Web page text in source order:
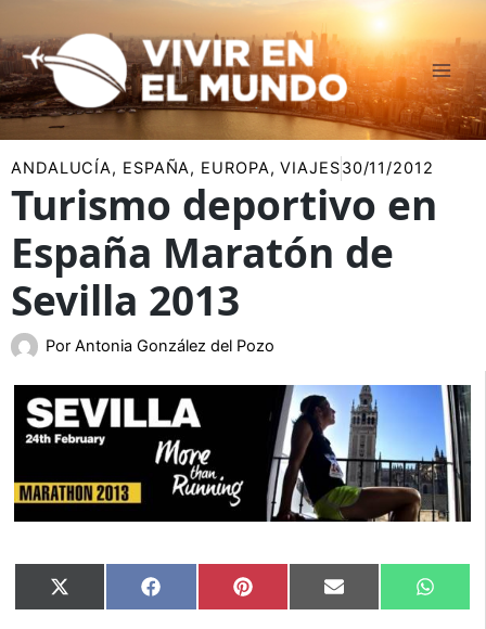
al
contenido
ANDALUCÍA, ESPAÑA, EUROPA,VIAJES30/11/2012
Turismo deportivo en
España Maratón de
Sevilla 2013
Por Antonia González del Pozo
Compartir
en
X
(Twitter)
Compartir
en
Facebook Compartir
en
Pinterest Compartir
en
Email
en